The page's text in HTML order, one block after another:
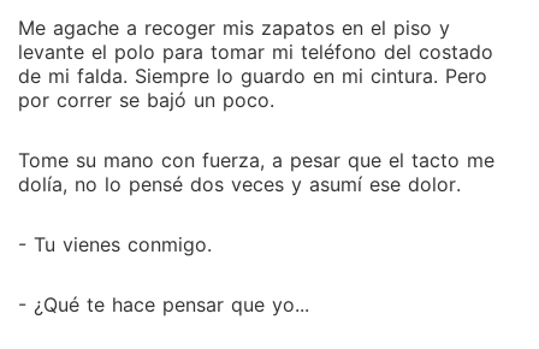
Me agache a recoger mis zapatos en el piso y
levante el polo para tomar mi teléfono del costado
de mi falda. Siempre lo guardo en mi cintura. Pero
por correr se bajó un poco.
Tome su mano con fuerza, a pesar que el tacto me
dolía, no lo pensé dos veces y asumí ese dolor.
- Tu vienes conmigo.
- ¿Qué te hace pensar que yo...